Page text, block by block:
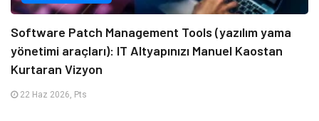
Software Patch Management Tools (yazılım yama
yönetimi araçları): IT Altyapınızı Manuel Kaostan
Kurtaran Vizyon
22 Haz 2026, Pts